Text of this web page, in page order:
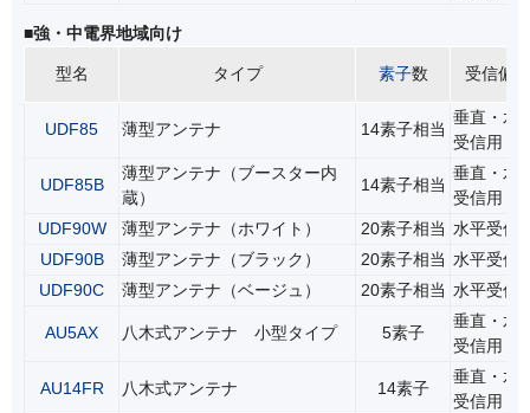
■強・中電界地域向け
型名 タイプ 素子数 受信偏波
UDF85 薄型アンテナ 14素子相当
垂直・水
受信用
UDF85B
薄型アンテナ（ブースター内
蔵）
14素子相当
垂直・水
受信用
UDF90W
薄型アンテナ（ホワイト） 20素子相当 水平受信
UDF90B
薄型アンテナ（ブラック） 20素子相当 水平受信
UDF90C
薄型アンテナ（ベージュ） 20素子相当 水平受信
AU5AX 八木式アンテナ 小型タイプ 5素子
垂直・水
受信用
AU14FR 八木式アンテナ 14素子
垂直・水
受信用